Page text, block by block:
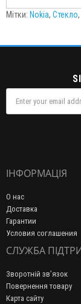
Мітки: Nokia, Стекло,
ІНФОРМАЦІЯ
О нас
Доставка
Гарантии
Условия соглашения
СЛУЖБА
Зворотній зв’язок
Повернення товару
Карта сайту